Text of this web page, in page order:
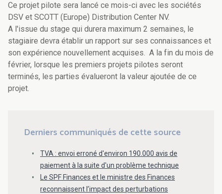
Ce projet pilote sera lancé ce mois-ci avec les sociétés
DSV et SCOTT (Europe) Distribution Center NV.
A l'issue du stage qui durera maximum 2 semaines, le
stagiaire devra établir un rapport sur ses connaissances et
son expérience nouvellement acquises. A la fin du mois de
février, lorsque les premiers projets pilotes seront
terminés, les parties évalueront la valeur ajoutée de ce
projet.
Derniers communiqués de cette source
TVA : envoi erroné d'environ 190.000 avis de
paiement à la suite d'un problème technique
Le SPF Finances et le ministre des Finances
reconnaissent l’impact des perturbations